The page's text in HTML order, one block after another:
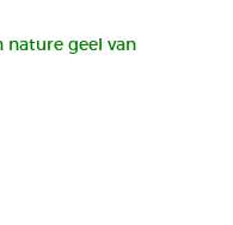
nature geel van